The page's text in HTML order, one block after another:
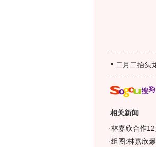
二月二抬头
相关新闻
·林嘉欣合作
·组图:林嘉欣